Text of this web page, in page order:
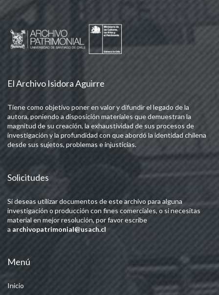
El Archivo Isidora Aguirre
Tiene como objetivo poner en valor y difundir el legado de la
autora, poniendo a disposición materiales que demuestran la
magnitud de su creación, la exhaustividad de sus procesos de
investigación y la profundidad con que abordó la identidad chilena
desde sus sujetos, problemas e injusticias.
Solicitudes
Si deseas utilizar documentos de este archivo para alguna
investigación o producción con fines comerciales, o si necesitas
material en mejor resolución, por favor escribe
a archivopatrimonial@usach.cl
Menú
Inicio